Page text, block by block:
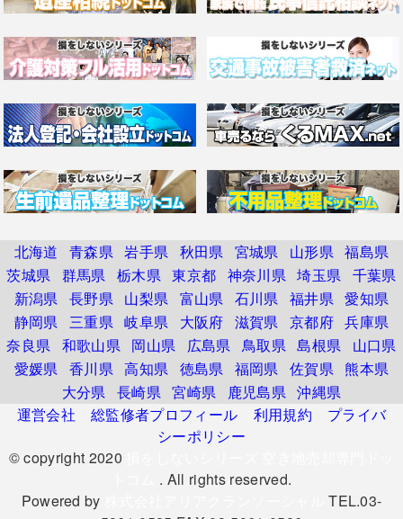
北海道 青森県 岩手県 秋田県 宮城県 山形県 福島県
茨城県 群馬県 栃木県 東京都 神奈川県 埼玉県 千葉県
新潟県 長野県 山梨県 富山県 石川県 福井県 愛知県
静岡県 三重県 岐阜県 大阪府 滋賀県 京都府 兵庫県
奈良県 和歌山県 岡山県 広島県 鳥取県 島根県
山口県
愛媛県 香川県 高知県 徳島県 福岡県 佐賀県 熊本県
大分県 長崎県 宮崎県 鹿児島県 沖縄県
運営会社
総監修者プロフィール 利用規約
プライバ
シーポリシー
© copyright 2020
. All rights reserved.
Powered by
TEL.03-